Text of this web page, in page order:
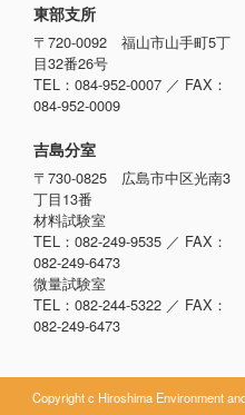
東部支所
〒720-0092 福山市山手町5丁
目32番26号
TEL：084-952-0007 ／ FAX：
084-952-0009
吉島分室
〒730-0825 広島市中区光南3
丁目13番
材料試験室
TEL：082-249-9535 ／ FAX：
082-249-6473
微量試験室
TEL：082-244-5322 ／ FAX：
082-249-6473
Copyright c Hiroshima Environment